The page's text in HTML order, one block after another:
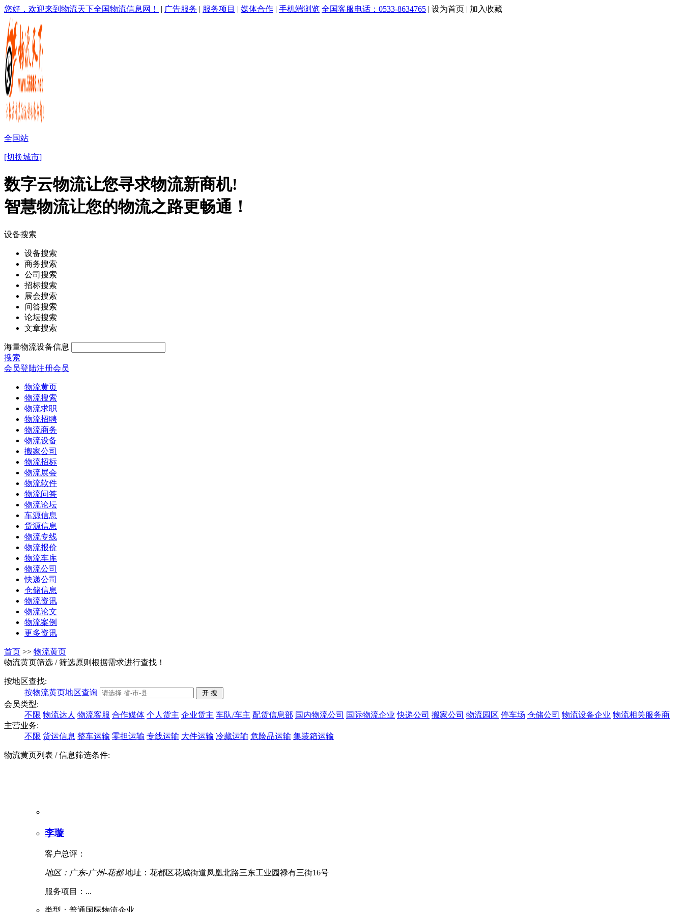
您好，欢迎来到物流天下全国物流信息网！ | 广告服务 | 服务项目 | 媒体合作 | 手机端浏览 全国客服电话：0533-8634765 | 设为首页 | 加入收藏
全国站
[切换城市]
数字云物流让您寻求物流新商机!
智慧物流让您的物流之路更畅通！
设备搜索
设备搜索
商务搜索
公司搜索
招标搜索
展会搜索
问答搜索
论坛搜索
文章搜索
海量物流设备信息
搜索
会员登陆注册会员
物流黄页
物流搜索
物流求职
物流招聘
物流商务
物流设备
搬家公司
物流招标
物流展会
物流软件
物流问答
物流论坛
车源信息
货源信息
物流专线
物流报价
物流车库
物流公司
快递公司
仓储信息
物流资讯
物流论文
物流案例
更多资讯
首页 >> 物流黄页
物流黄页筛选 / 筛选原则根据需求进行查找！
按地区查找:
按物流黄页地区查询
会员类型:
不限 物流达人 物流客服 合作媒体 个人货主 企业货主 车队/车主 配货信息部 国内物流公司 国际物流企业 快递公司 搬家公司 物流园区 停车场 仓储公司 物流设备企业 物流相关服务商
主营业务:
不限 货运信息 整车运输 零担运输 专线运输 大件运输 冷藏运输 危险品运输 集装箱运输
物流黄页列表 / 信息筛选条件:
李璇
客户总评：
地区：广东-广州-花都地址：花都区花城街道凤凰北路三东工业园禄有三街16号
服务项目：...